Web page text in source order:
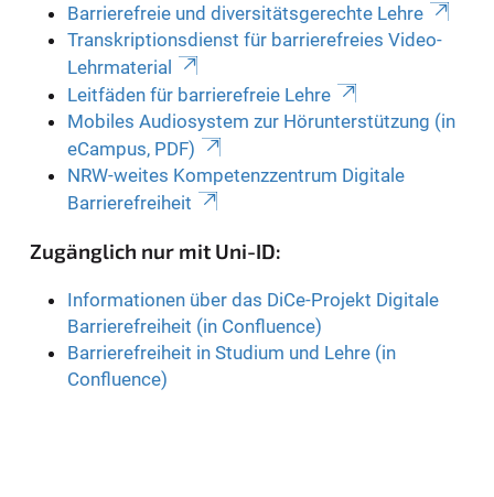
Barrierefreie und diversitätsgerechte Lehre
Transkriptionsdienst für barrierefreies Video-
Lehrmaterial
Leitfäden für barrierefreie Lehre
Mobiles Audiosystem zur Hörunterstützung (in
eCampus, PDF)
NRW-weites Kompetenzzentrum Digitale
Barrierefreiheit
Zugänglich nur mit Uni-ID:
Informationen über das DiCe-Projekt Digitale
Barrierefreiheit (in Confluence)
Barrierefreiheit in Studium und Lehre (in
Confluence)